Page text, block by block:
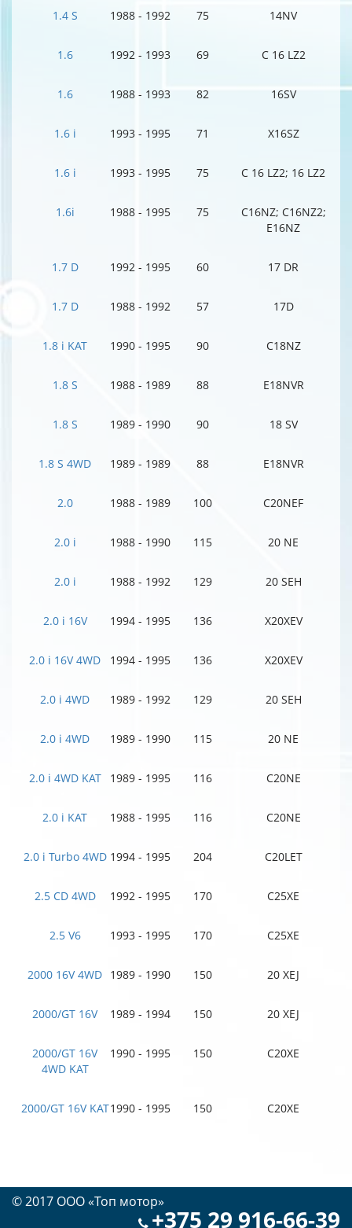
1.4 S 1988 - 1992 75 14NV
1.6 1992 - 1993 69 C 16 LZ2
1.6 1988 - 1993 82 16SV
1.6 i 1993 - 1995 71 X16SZ
1.6 i 1993 - 1995 75 C 16 LZ2; 16 LZ2
1.6i 1988 - 1995 75
C16NZ; C16NZ2;
E16NZ
1.7 D 1992 - 1995 60 17 DR
1.7 D 1988 - 1992 57 17D
1.8 i KAT 1990 - 1995 90 C18NZ
1.8 S 1988 - 1989 88 E18NVR
1.8 S 1989 - 1990 90 18 SV
1.8 S 4WD 1989 - 1989 88 E18NVR
2.0 1988 - 1989 100 C20NEF
2.0 i 1988 - 1990 115 20 NE
2.0 i 1988 - 1992 129 20 SEH
2.0 i 16V 1994 - 1995 136 X20XEV
2.0 i 16V 4WD 1994 - 1995 136 X20XEV
2.0 i 4WD 1989 - 1992 129 20 SEH
2.0 i 4WD 1989 - 1990 115 20 NE
2.0 i 4WD KAT 1989 - 1995 116 C20NE
2.0 i KAT 1988 - 1995 116 C20NE
2.0 i Turbo 4WD 1994 - 1995 204 C20LET
2.5 CD 4WD 1992 - 1995 170 C25XE
2.5 V6 1993 - 1995 170 C25XE
2000 16V 4WD 1989 - 1990 150 20 XEJ
2000/GT 16V 1989 - 1994 150 20 XEJ
2000/GT 16V
4WD KAT
1990 - 1995 150 C20XE
2000/GT 16V KAT1990 - 1995 150 C20XE
© 2017 OOO «Топ мотор»
+375 29 916-66-39